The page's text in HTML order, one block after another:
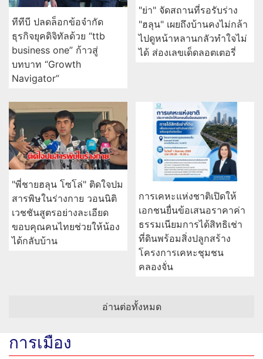
ทีทีบี ปลดล็อกข้อจำกัด
ธุรกิจยุคดิจิทัลด้วย “ttb
business one” ก้าวสู่
บทบาท “Growth
Navigator”
"ย่า" จัดสถานที่รอรับร่าง
"ฮลุน" เผยถึงบ้านคงไม่กล้า
ไปดูหน้าหลานกลัวทำใจไม่
ได้ ส่องเลขเด็ดลอตเตอรี่
"พี่ชายฮลุน โซโล่" ติดใจปม
สารพิษในร่างกาย วอนนิติ
เวชชันสูตรอย่างละเอียด
ขอบคุณคนไทยช่วยให้น้อง
ได้กลับบ้าน
การเคหะแห่งชาติเปิดให้
เอกชนยื่นข้อเสนอราคาค่า
ธรรมเนียมการได้สิทธิเช่า
ที่ดินพร้อมสิ่งปลูกสร้าง
โครงการเคหะชุมชน
คลองจั่น
อ่านต่อทั้งหมด
การเมือง